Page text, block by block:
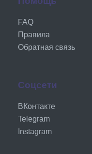
FAQ
Правила
Обратная связь
Соцсети
ВКонтакте
Telegram
Instagram